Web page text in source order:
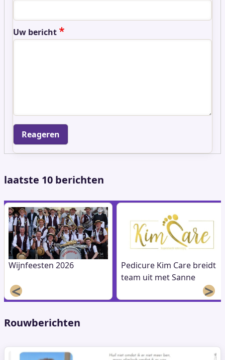
Uw bericht
laatste 10 berichten
Wijnfeesten 2026
Pedicure Kim Care breidt
team uit met Sanne
< >
Rouwberichten